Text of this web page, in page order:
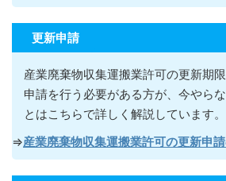
更新申請
産業廃棄物収集運搬業許可の更新期
申請を行う必要がある方が 、今やら
とはこちらで詳しく解説しています。
⇒産業廃棄物収集運搬業許可の更新申